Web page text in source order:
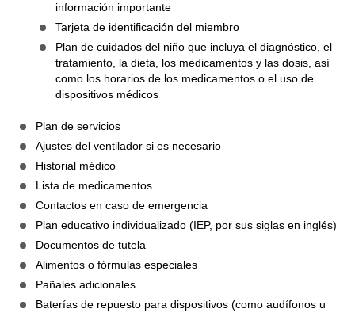
información importante
Tarjeta de identificación del miembro
Plan de cuidados del niño que incluya el diagnóstico, el
tratamiento, la dieta, los medicamentos y las dosis, así
como los horarios de los medicamentos o el uso de
dispositivos médicos
Plan de servicios
Ajustes del ventilador si es necesario
Historial médico
Lista de medicamentos
Contactos en caso de emergencia
Plan educativo individualizado (IEP, por sus siglas en inglés)
Documentos de tutela
Alimentos o fórmulas especiales
Pañales adicionales
Baterías de repuesto para dispositivos (como audífonos u